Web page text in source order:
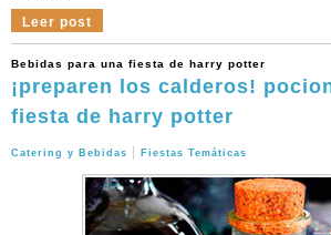
Leer post
Bebidas para una fiesta de harry potter
¡preparen los calderos!
fiesta de harry potter
Catering y Bebidas Fiestas Temáticas